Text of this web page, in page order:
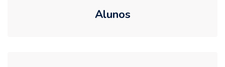
Alunos